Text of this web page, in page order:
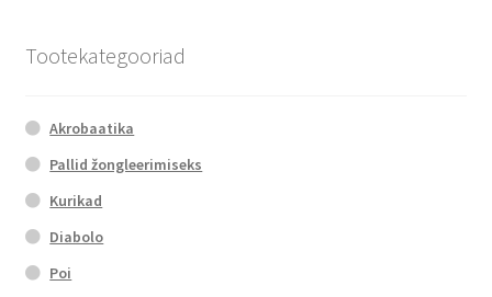
Tootekategooriad
Akrobaatika
Pallid žongleerimiseks
Kurikad
Diabolo
Poi